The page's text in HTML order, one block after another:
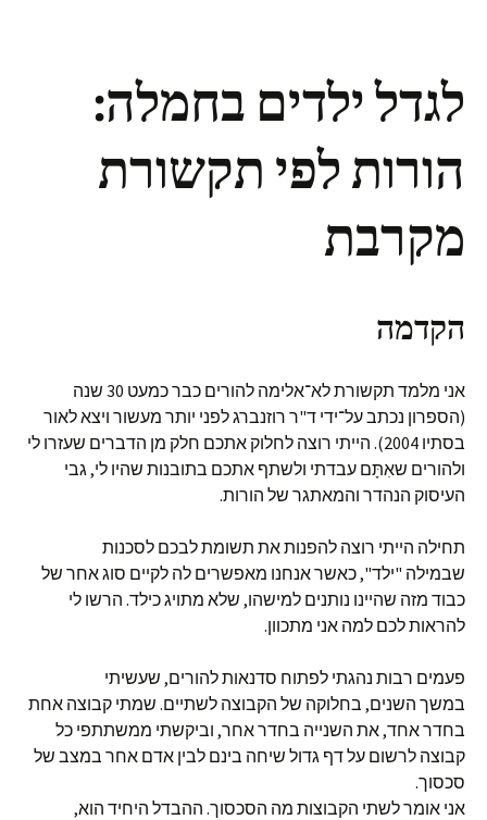
לגדל ילדים בחמלה:
הורות לפי תקשורת
מקרבת
הקדמה
אני מלמד תקשורת לא־אלימה להורים כבר כמעט 30 שנה
(הספרון נכתב על־ידי ד"ר רוזנברג לפני יותר מעשור ויצא לאור
בסתיו 2004). הייתי רוצה לחלוק אתכם חלק מן הדברים שעזרו לי
ולהורים שאִתָּם עבדתי ולשתף אתכם בתובנות שהיו לי, גבי
העיסוק הנהדר והמאתגר של הורות.
תחילה הייתי רוצה להפנות את תשומת לבכם לסכנות
שבמילה "ילד", כאשר אנחנו מאפשרים לה לקיים סוג אחר של
כבוד מזה שהיינו נותנים למישהו, שלא מתויג כילד. הרשו לי
להראות לכם למה אני מתכוון.
פעמים רבות נהגתי לפתוח סדנאות להורים, שעשיתי
במשך השנים, בחלוקה של הקבוצה לשתיים. שמתי קבוצה אחת
בחדר אחד, את השנייה בחדר אחר, וביקשתי ממשתתפי כל
קבוצה לרשום על דף גדול שיחה בינם לבין אדם אחר במצב של
סכסוך.
אני אומר לשתי הקבוצות מה הסכסוך. ההבדל היחיד הוא,